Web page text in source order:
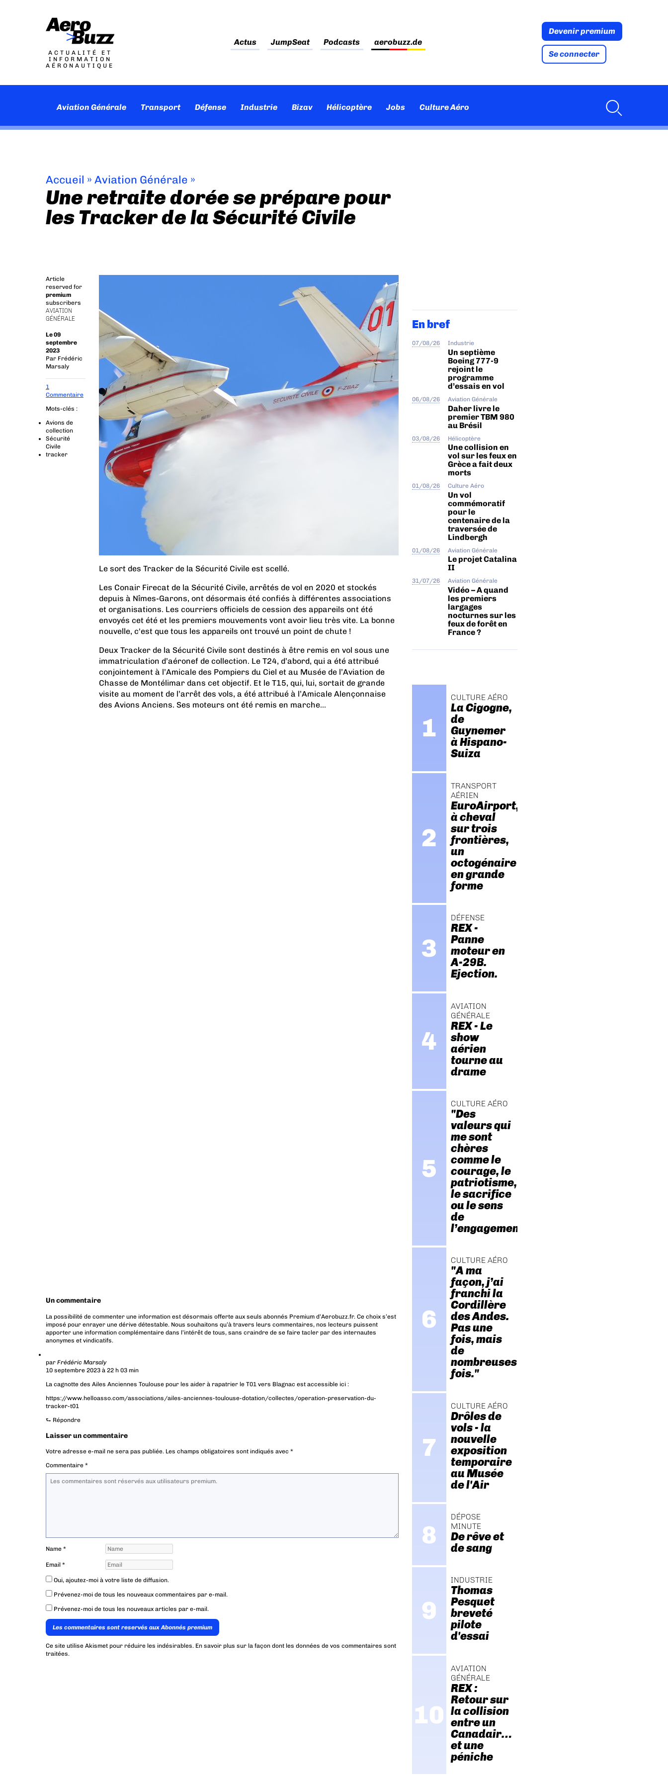
ACTUALITÉ ET
INFORMATION
AÉRONAUTIQUE
Actus JumpSeat Podcasts aerobuzz.de
Devenir premium
Se connecter
Aviation Générale Transport Défense Industrie Bizav Hélicoptère Jobs Culture Aéro
Accueil » Aviation Générale »
Une retraite dorée se prépare pour
les Tracker de la Sécurité Civile
Article
reserved for
premium
subscribers
AVIATION
GÉNÉRALE
Le 09
septembre
2023
Par Frédéric
Marsaly
1
Commentaire
Mots-clés :
Avions de
collection
Sécurité
Civile
tracker
Le sort des Tracker de la Sécurité Civile est scellé.
Les Conair Firecat de la Sécurité Civile, arrêtés de vol en 2020 et stockés
depuis à Nîmes-Garons, ont désormais été confiés à différentes associations
et organisations. Les courriers officiels de cession des appareils ont été
envoyés cet été et les premiers mouvements vont avoir lieu très vite. La bonne
nouvelle, c'est que tous les appareils ont trouvé un point de chute !
Deux Tracker de la Sécurité Civile sont destinés à être remis en vol sous une
immatriculation d’aéronef de collection. Le T24, d’abord, qui a été attribué
conjointement à l’Amicale des Pompiers du Ciel et au Musée de l’Aviation de
Chasse de Montélimar dans cet objectif. Et le T15, qui, lui, sortait de grande
visite au moment de l’arrêt des vols, a été attribué à l’Amicale Alençonnaise
des Avions Anciens. Ses moteurs ont été remis en marche...
Un commentaire
La possibilité de commenter une information est désormais offerte aux seuls abonnés Premium d’Aerobuzz.fr. Ce choix s’est
imposé pour enrayer une dérive détestable. Nous souhaitons qu’à travers leurs commentaires, nos lecteurs puissent
apporter une information complémentaire dans l’intérêt de tous, sans craindre de se faire tacler par des internautes
anonymes et vindicatifs.
par Frédéric Marsaly
10 septembre 2023 à 22 h 03 min
La cagnotte des Ailes Anciennes Toulouse pour les aider à rapatrier le T01 vers Blagnac est accessible ici :
https://www.helloasso.com/associations/ailes-anciennes-toulouse-dotation/collectes/operation-preservation-du-
tracker-t01
⮑ Répondre
Laisser un commentaire
Votre adresse e-mail ne sera pas publiée. Les champs obligatoires sont indiqués avec *
Commentaire *
Name *
Email *
Oui, ajoutez-moi à votre liste de diffusion.
Prévenez-moi de tous les nouveaux commentaires par e-mail.
Prévenez-moi de tous les nouveaux articles par e-mail.
Les commentaires sont reservés aux Abonnés premium
Ce site utilise Akismet pour réduire les indésirables. En savoir plus sur la façon dont les données de vos commentaires sont
traitées.
En bref
07/08/26 Industrie
Un septième
Boeing 777-9
rejoint le
programme
d’essais en vol
06/08/26 Aviation Générale
Daher livre le
premier TBM 980
au Brésil
03/08/26 Hélicoptère
Une collision en
vol sur les feux en
Grèce a fait deux
morts
01/08/26 Culture Aéro
Un vol
commémoratif
pour le
centenaire de la
traversée de
Lindbergh
01/08/26 Aviation Générale
Le projet Catalina
II
31/07/26 Aviation Générale
Vidéo – A quand
les premiers
largages
nocturnes sur les
feux de forêt en
France ?
CULTURE AÉRO
La Cigogne,
de
Guynemer
à Hispano-
Suiza
TRANSPORT
AÉRIEN
EuroAirport,
à cheval
sur trois
frontières,
un
octogénaire
en grande
forme
DÉFENSE
REX -
Panne
moteur en
A-29B.
Ejection.
AVIATION
GÉNÉRALE
REX - Le
show
aérien
tourne au
drame
CULTURE AÉRO
"Des
valeurs qui
me sont
chères
comme le
courage, le
patriotisme,
le sacrifice
ou le sens
de
l’engagement."
CULTURE AÉRO
"A ma
façon, j’ai
franchi la
Cordillère
des Andes.
Pas une
fois, mais
de
nombreuses
fois."
CULTURE AÉRO
Drôles de
vols - la
nouvelle
exposition
temporaire
au Musée
de l'Air
DÉPOSE
MINUTE
De rêve et
de sang
INDUSTRIE
Thomas
Pesquet
breveté
pilote
d'essai
AVIATION
GÉNÉRALE
REX :
Retour sur
la collision
entre un
Canadair…
et une
péniche